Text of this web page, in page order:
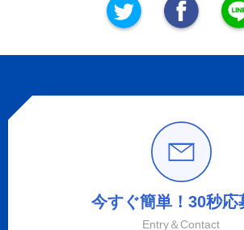
今すぐ簡単！30秒応
Entry＆Contact